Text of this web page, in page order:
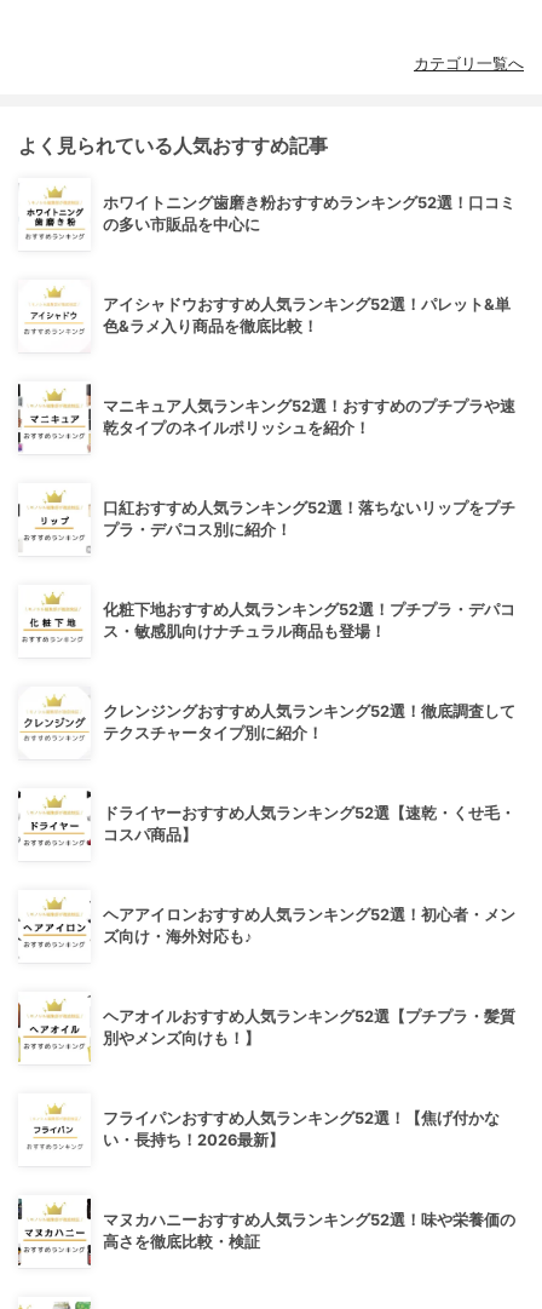
カテゴリ一覧へ
よく見られている人気おすすめ記事
ホワイトニング歯磨き粉おすすめランキング52選！口コミ
の多い市販品を中心に
アイシャドウおすすめ人気ランキング52選！パレット&単
色&ラメ入り商品を徹底比較！
マニキュア人気ランキング52選！おすすめのプチプラや速
乾タイプのネイルポリッシュを紹介！
口紅おすすめ人気ランキング52選！落ちないリップをプチ
プラ・デパコス別に紹介！
化粧下地おすすめ人気ランキング52選！プチプラ・デパコ
ス・敏感肌向けナチュラル商品も登場！
クレンジングおすすめ人気ランキング52選！徹底調査して
テクスチャータイプ別に紹介！
ドライヤーおすすめ人気ランキング52選【速乾・くせ毛・
コスパ商品】
ヘアアイロンおすすめ人気ランキング52選！初心者・メン
ズ向け・海外対応も♪
ヘアオイルおすすめ人気ランキング52選【プチプラ・髪質
別やメンズ向けも！】
フライパンおすすめ人気ランキング52選！【焦げ付かな
い・長持ち！2026最新】
マヌカハニーおすすめ人気ランキング52選！味や栄養価の
高さを徹底比較・検証